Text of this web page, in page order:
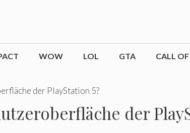
WOW LOL GTA CALL
der PlayStation 5?
der